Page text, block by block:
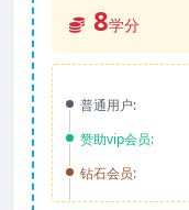
8学分
普通用户:
赞助vip会员:
钻石会员: